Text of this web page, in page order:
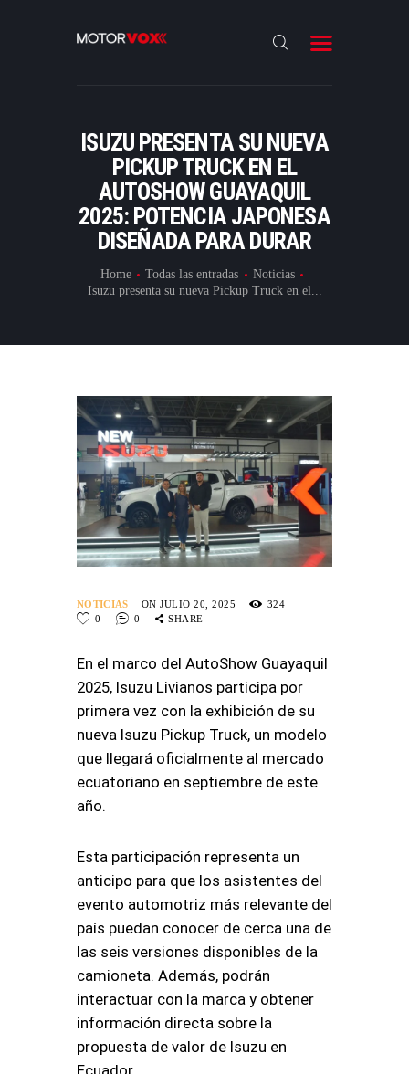
ISUZU PRESENTA SU NUEVA
PICKUP TRUCK EN EL
AUTOSHOW GUAYAQUIL
2025: POTENCIA JAPONESA
DISEÑADA PARA DURAR
Home Todas las entradas
Noticias
Isuzu presenta su nueva Pickup Truck en el...
LANZAMIENTOS
ESPECIALES
CONTACTO
NOTICIAS ON JULIO 20, 2025
324
0
0 SHARE
En el marco del AutoShow Guayaquil
2025, Isuzu Livianos participa por
primera vez con la exhibición de su
nueva Isuzu Pickup Truck, un modelo
que llegará oficialmente al mercado
ecuatoriano en septiembre de este
año.
Esta participación representa un
anticipo para que los asistentes del
evento automotriz más relevante del
país puedan conocer de cerca una de
las seis versiones disponibles de la
camioneta. Además, podrán
interactuar con la marca y obtener
información directa sobre la
propuesta de valor de Isuzu en